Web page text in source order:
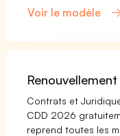
Voir le modèle
Contrats et
CDD 2026
reprend toutes les